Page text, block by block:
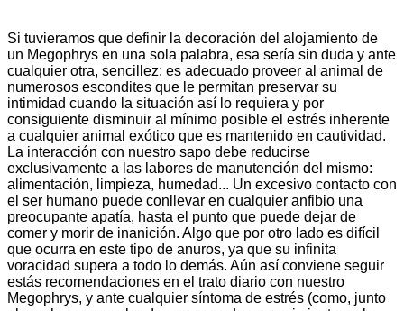
Si tuvieramos que definir la decoración del alojamiento de
un Megophrys en una sola palabra, esa sería sin duda y ante
cualquier otra, sencillez: es adecuado proveer al animal de
numerosos escondites que le permitan preservar su
intimidad cuando la situación así lo requiera y por
consiguiente disminuir al mínimo posible el estrés inherente
a cualquier animal exótico que es mantenido en cautividad.
La interacción con nuestro sapo debe reducirse
exclusivamente a las labores de manutención del mismo:
alimentación, limpieza, humedad... Un excesivo contacto con
el ser humano puede conllevar en cualquier anfibio una
preocupante apatía, hasta el punto que puede dejar de
comer y morir de inanición. Algo que por otro lado es difícil
que ocurra en este tipo de anuros, ya que su infinita
voracidad supera a todo lo demás. Aún así conviene seguir
estás recomendaciones en el trato diario con nuestro
Megophrys, y ante cualquier síntoma de estrés (como, junto